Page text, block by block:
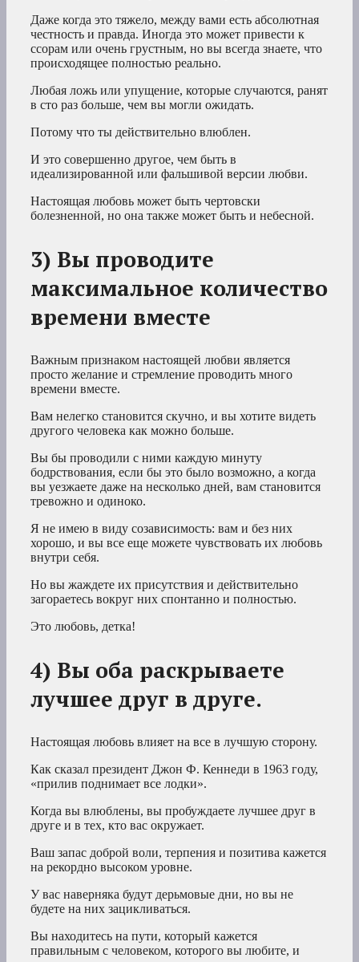
Даже когда это тяжело, между вами есть абсолютная
честность и правда. Иногда это может привести к
ссорам или очень грустным, но вы всегда знаете, что
происходящее полностью реально.
Любая ложь или упущение, которые случаются, ранят
в сто раз больше, чем вы могли ожидать.
Потому что ты действительно влюблен.
И это совершенно другое, чем быть в
идеализированной или фальшивой версии любви.
Настоящая любовь может быть чертовски
болезненной, но она также может быть и небесной.
3) Вы проводите
максимальное количество
времени вместе
Важным признаком настоящей любви является
просто желание и стремление проводить много
времени вместе.
Вам нелегко становится скучно, и вы хотите видеть
другого человека как можно больше.
Вы бы проводили с ними каждую минуту
бодрствования, если бы это было возможно, а когда
вы уезжаете даже на несколько дней, вам становится
тревожно и одиноко.
Я не имею в виду созависимость: вам и без них
хорошо, и вы все еще можете чувствовать их любовь
внутри себя.
Но вы жаждете их присутствия и действительно
загораетесь вокруг них спонтанно и полностью.
Это любовь, детка!
4) Вы оба раскрываете
лучшее друг в друге.
Настоящая любовь влияет на все в лучшую сторону.
Как сказал президент Джон Ф. Кеннеди в 1963 году,
«прилив поднимает все лодки».
Когда вы влюблены, вы пробуждаете лучшее друг в
друге и в тех, кто вас окружает.
Ваш запас доброй воли, терпения и позитива кажется
на рекордно высоком уровне.
У вас наверняка будут дерьмовые дни, но вы не
будете на них зацикливаться.
Вы находитесь на пути, который кажется
правильным с человеком, которого вы любите, и